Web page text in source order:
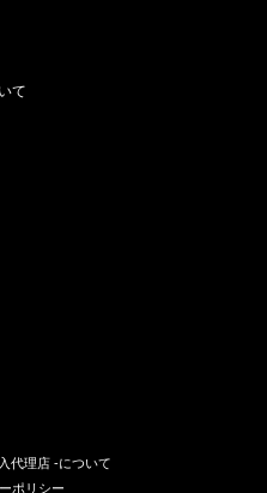
て
代理店 -について
ポリシー